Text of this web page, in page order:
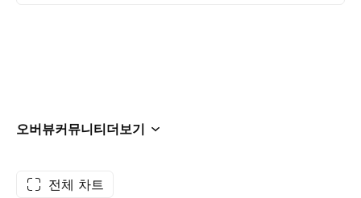
오버뷰커뮤니티더보기
전체 차트